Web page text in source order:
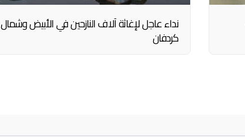
نداء عاجل لإغاثة آلاف النازحين في الأبيض وشمال
كردفان